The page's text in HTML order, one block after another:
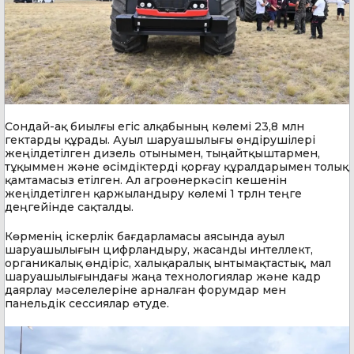
Сондай-ақ биылғы егіс алқабының көлемі 23,8 млн
гектарды құрады. Ауыл шаруашылығы өндірушілері
жеңілдетілген дизель отынымен, тыңайтқыштармен,
тұқыммен және өсімдіктерді қорғау құралдарымен толық
қамтамасыз етілген. Ал агроөнеркәсіп кешенін
жеңілдетілген қаржыландыру көлемі 1 трлн теңге
деңгейінде сақталды.
Көрменің іскерлік бағдарламасы аясында ауыл
шаруашылығын цифрландыру, жасанды интеллект,
органикалық өндіріс, халықаралық ынтымақтастық, мал
шаруашылығындағы жаңа технологиялар және кадр
даярлау мәселелеріне арналған форумдар мен
панельдік сессиялар өтуде.